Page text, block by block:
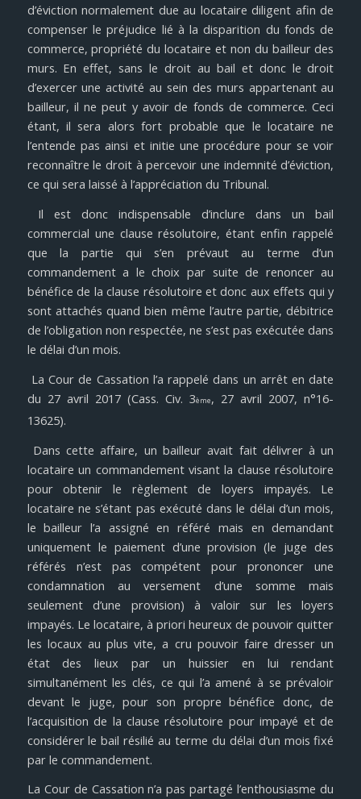
d’éviction normalement due au locataire diligent afin de
compenser le préjudice lié à la disparition du fonds de
commerce, propriété du locataire et non du bailleur des
murs. En effet, sans le droit au bail et donc le droit
d’exercer une activité au sein des murs appartenant au
bailleur, il ne peut y avoir de fonds de commerce. Ceci
étant, il sera alors fort probable que le locataire ne
l’entende pas ainsi et initie une procédure pour se voir
reconnaître le droit à percevoir une indemnité d’éviction,
ce qui sera laissé à l’appréciation du Tribunal.
Il est donc indispensable d’inclure dans un bail
commercial une clause résolutoire, étant enfin rappelé
que la partie qui s’en prévaut au terme d’un
commandement a le choix par suite de renoncer au
bénéfice de la clause résolutoire et donc aux effets qui y
sont attachés quand bien même l’autre partie, débitrice
de l’obligation non respectée, ne s’est pas exécutée dans
le délai d’un mois.
La Cour de Cassation l’a rappelé dans un arrêt en date
du 27 avril 2017 (Cass. Civ. 3ème, 27 avril 2007, n°16-
13625).
Dans cette affaire, un bailleur avait fait délivrer à un
locataire un commandement visant la clause résolutoire
pour obtenir le règlement de loyers impayés. Le
locataire ne s’étant pas exécuté dans le délai d’un mois,
le bailleur l’a assigné en référé mais en demandant
uniquement le paiement d’une provision (le juge des
référés n’est pas compétent pour prononcer une
condamnation au versement d’une somme mais
seulement d’une provision) à valoir sur les loyers
impayés. Le locataire, à priori heureux de pouvoir quitter
les locaux au plus vite, a cru pouvoir faire dresser un
état des lieux par un huissier en lui rendant
simultanément les clés, ce qui l’a amené à se prévaloir
devant le juge, pour son propre bénéfice donc, de
l’acquisition de la clause résolutoire pour impayé et de
considérer le bail résilié au terme du délai d’un mois fixé
par le commandement.
La Cour de Cassation n’a pas partagé l’enthousiasme du